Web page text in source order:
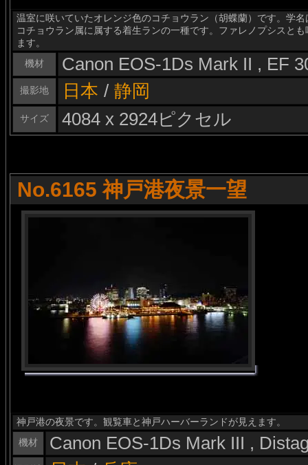
温室に咲いていたオレンジ色のコチョウラン（胡蝶蘭）です。学
コチョウラン属に属する着生ランの一種です。ファレノプシスと
ます。
機材
Canon EOS-1Ds Mark II , EF
撮影地 日本 / 静岡
サイズ 4084 x 2924ピクセル
No.6165 神戸港夜景一望
神戸港の夜景です。観覧車と神戸ハーバーランドが見えます。
機材
Canon EOS-1Ds Mark III ,